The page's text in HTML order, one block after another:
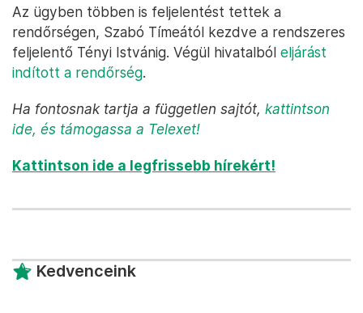
Az ügyben többen is feljelentést tettek a
rendőrségen, Szabó Tímeától kezdve a rendszeres
feljelentő Tényi Istvánig. Végül hivatalból eljárást
indított a rendőrség.
Ha fontosnak tartja a független sajtót, kattintson
ide, és támogassa a Telexet!
Kattintson ide a legfrissebb hírekért!
Kedvenceink